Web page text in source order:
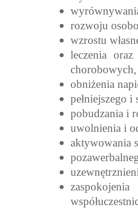
rozwoju
wzrostu
leczenia
chorobowych,
obniżenia
pełniejszego
pobudzania i
uwolnienia i
aktywowania